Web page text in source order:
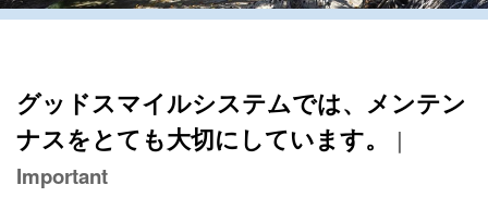
グッドスマイルシステムでは、メンテン
ナスをとても大切にしています。
｜
Important